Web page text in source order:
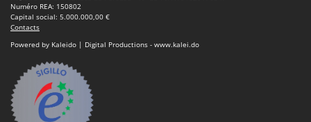
Numéro REA: 150802
Capital social: 5.000.000,00 €
Contacts
Powered by Kaleido | Digital Productions - www.kalei.do